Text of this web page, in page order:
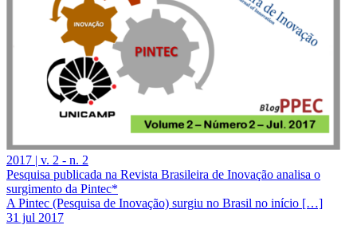
2017 | v. 2 - n. 2
Pesquisa publicada na Revista Brasileira de Inovação analisa o
surgimento da Pintec*
A Pintec (Pesquisa de Inovação) surgiu no Brasil no início […]
31 jul 2017